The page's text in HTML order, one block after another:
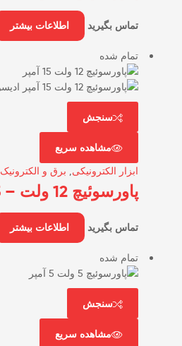
تماس بگیرید اطلاعات بیشتر
تمام شده
سنجش
مشاهده سریع
ابزار الکترونیکی برق و الکترونیک
پاورسوئیچ 12 ولت – 15 آمپر Edisun
تماس بگیرید اطلاعات بیشتر
تمام شده
سنجش
مشاهده سریع